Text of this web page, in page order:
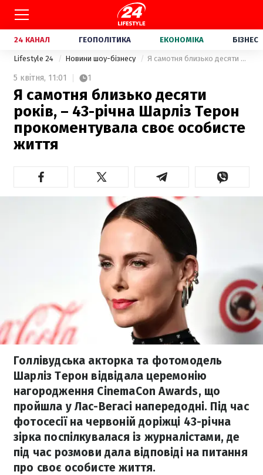
24 КАНАЛ ГЕОПОЛІТИКА ЕКОНОМІКА БІЗНЕС
Lifestyle 24 Новини шоу-бізнесу Я самотня близько десяти років, – 43-річна Шарліз Терон прокоментувала своє особисте життя
5 квітня, 11:01 1
Я самотня близько десяти
років, – 43-річна Шарліз Терон
прокоментувала своє особисте
життя
Голлівудська акторка та фотомодель
Шарліз Терон відвідала церемонію
нагородження CinemaCon Awards, що
пройшла у Лас-Вегасі напередодні. Під час
фотосесії на червоній доріжці 43-річна
зірка поспілкувалася із журналістами, де
під час розмови дала відповіді на питання
про своє особисте життя.